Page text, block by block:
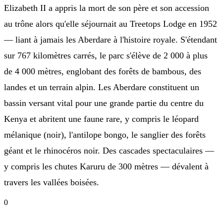
Elizabeth II a appris la mort de son père et son accession
au trône alors qu'elle séjournait au Treetops Lodge en 1952
— liant à jamais les Aberdare à l'histoire royale. S'étendant
sur 767 kilomètres carrés, le parc s'élève de 2 000 à plus
de 4 000 mètres, englobant des forêts de bambous, des
landes et un terrain alpin. Les Aberdare constituent un
bassin versant vital pour une grande partie du centre du
Kenya et abritent une faune rare, y compris le léopard
mélanique (noir), l'antilope bongo, le sanglier des forêts
géant et le rhinocéros noir. Des cascades spectaculaires —
y compris les chutes Karuru de 300 mètres — dévalent à
travers les vallées boisées.
0